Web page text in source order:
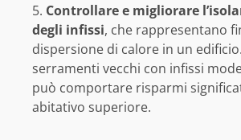
Controllare e migliorare
degli infissi, che rappresentano
dispersione di calore in un
serramenti vecchi con infissi
può comportare risparmi
abitativo superiore.